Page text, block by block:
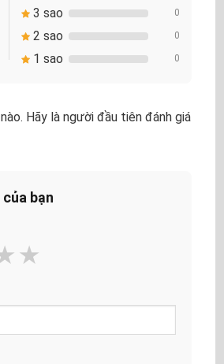
3 sao 0
2 sao 0
1 sao 0
Hãy là người đầu tiên đánh giá
bạn
★